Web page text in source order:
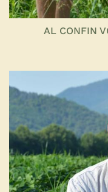
AL CONFIN